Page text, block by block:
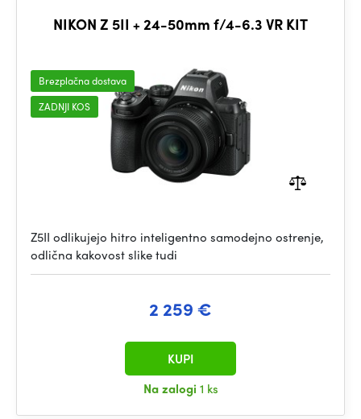
NIKON Z 5II + 24-50mm f/4-6.3 VR KIT
Brezplačna dostava
ZADNJI KOS
Z5II odlikujejo hitro inteligentno samodejno ostrenje,
odlična kakovost slike tudi
2 259 €
Na zalogi 1 ks
KUPI